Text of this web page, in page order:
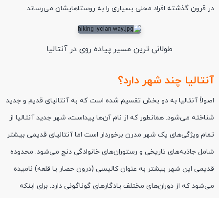
در قرون گذشته افراد محلی بسیاری را به روستاهایشان می‌رساند.
طولانی ترین مسیر پیاده روی در آنتالیا
آنتالیا چند شهر دارد؟
اصولاً آنتالیا به دو بخش تقسیم شده است که به آنتالیای قدیم و جدید
شناخته می‌شود. همانطور که از نام‌ آن‌ها پیداست، شهر جدید آنتالیا از
تمام ویژگی‌های یک شهر مدرن برخوردار است اما آنتالیای قدیمی بیشتر
شامل جاذبه‌های تاریخی و رستوران‌های خانوادگی دنج می‌شود. محدوده
قدیمی این شهر بیشتر به عنوان کالیسی (درون حصار یا قلعه) نامیده
می‌شود که از دوران‌های مختلف یادگارهای گوناگونی دارد. برای اینکه